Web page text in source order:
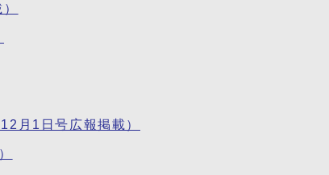
月1日号広報掲載）